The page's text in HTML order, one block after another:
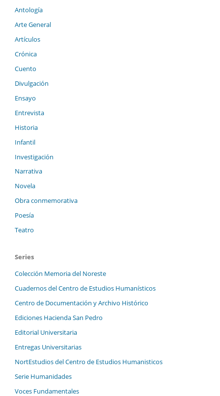
Antología
Arte General
Artículos
Crónica
Cuento
Divulgación
Ensayo
Entrevista
Historia
Infantil
Investigación
Narrativa
Novela
Obra conmemorativa
Poesía
Teatro
Series
Colección Memoria del Noreste
Cuadernos del Centro de Estudios Humanísticos
Centro de Documentación y Archivo Histórico
Ediciones Hacienda San Pedro
Editorial Universitaria
Entregas Universitarias
NortEstudios del Centro de Estudios Humanisticos
Serie Humanidades
Voces Fundamentales